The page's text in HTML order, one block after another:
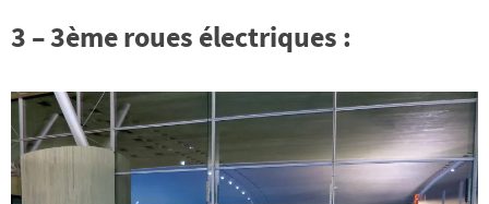
3 – 3ème roues électriques :